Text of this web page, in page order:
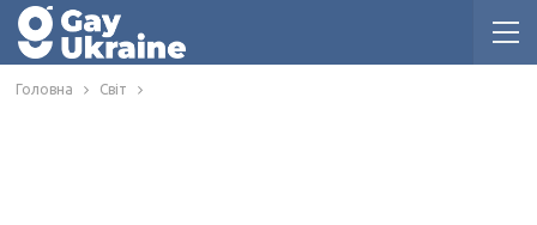
Головна Світ